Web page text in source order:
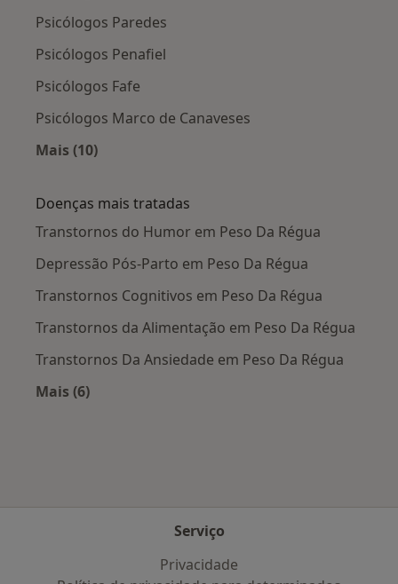
Psicólogos Paredes
Psicólogos Penafiel
Psicólogos Fafe
Psicólogos Marco de Canaveses
Mais (10)
Doenças mais tratadas
Transtornos do Humor em Peso Da Régua
Depressão Pós-Parto em Peso Da Régua
Transtornos Cognitivos em Peso Da Régua
Transtornos da Alimentação em Peso Da Régua
Transtornos Da Ansiedade em Peso Da Régua
Mais (6)
Serviço
Privacidade